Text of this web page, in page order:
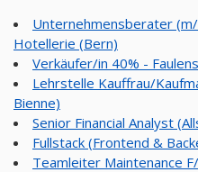
Unternehmensberater
Hotellerie (Bern)
Verkäufer/in 40% -
Lehrstelle Kauffrau/
Bienne)
Senior Financial Analyst
Fullstack (Frontend &
Teamleiter Maintenance